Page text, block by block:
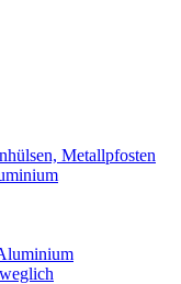
Metallpfosten